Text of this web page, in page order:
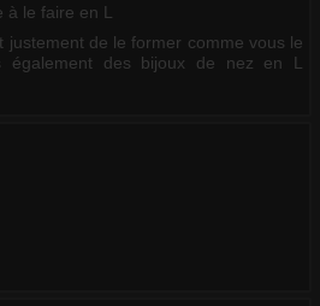
à le faire en L
justement de le former comme vous le
également des bijoux de nez en L